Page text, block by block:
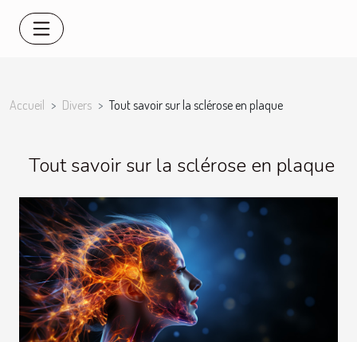
Accueil Divers Tout savoir sur la sclérose en plaque
Tout savoir sur la sclérose en plaque